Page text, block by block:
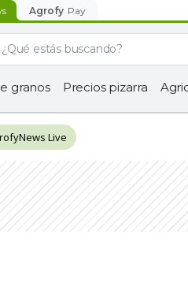
Agrofy Pay
granos Precios pizarra
Live